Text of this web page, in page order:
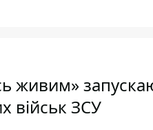
живим»
військ ЗСУ